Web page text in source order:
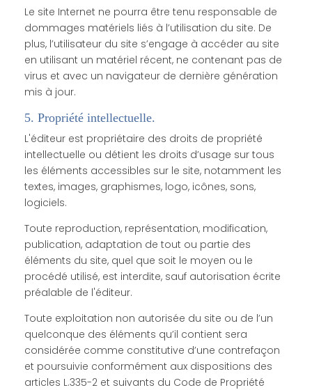
Le site Internet ne pourra être tenu responsable de
dommages matériels liés à l’utilisation du site. De
plus, l’utilisateur du site s’engage à accéder au site
en utilisant un matériel récent, ne contenant pas de
virus et avec un navigateur de dernière génération
mis à jour.
5. Propriété intellectuelle.
L'éditeur est propriétaire des droits de propriété
intellectuelle ou détient les droits d’usage sur tous
les éléments accessibles sur le site, notamment les
textes, images, graphismes, logo, icônes, sons,
logiciels.
Toute reproduction, représentation, modification,
publication, adaptation de tout ou partie des
éléments du site, quel que soit le moyen ou le
procédé utilisé, est interdite, sauf autorisation écrite
préalable de l'éditeur.
Toute exploitation non autorisée du site ou de l’un
quelconque des éléments qu’il contient sera
considérée comme constitutive d’une contrefaçon
et poursuivie conformément aux dispositions des
articles L.335-2 et suivants du Code de Propriété